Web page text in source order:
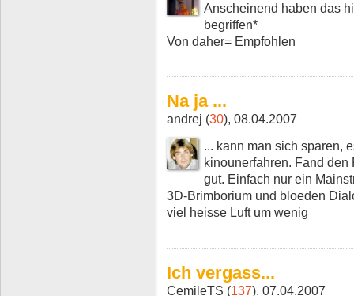
Anscheinend haben das
begriffen*
Von daher= Empfohlen
Na ja ...
andrej (30), 08.04.2007
... kann man sich sparen,
kinounerfahren. Fand
gut. Einfach nur ein
3D-Brimborium und bloeden
viel heisse Luft um wenig
Ich vergass...
CemileTS (137), 07.04.2007